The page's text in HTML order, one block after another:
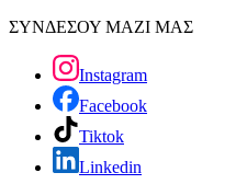
ΣΥΝΔΕΣΟΥ ΜΑΖΙ ΜΑΣ
Instagram
Facebook
Tiktok
Linkedin